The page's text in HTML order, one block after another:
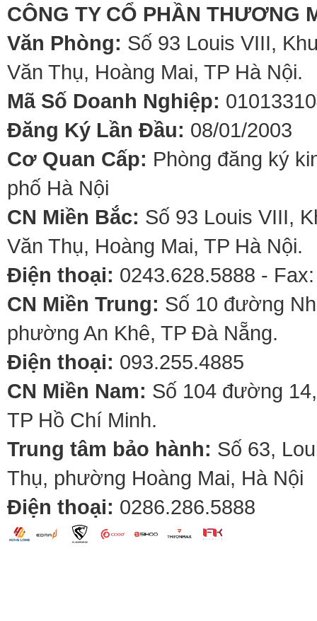
CÔNG TY CỔ PHẦN THƯƠNG
Văn Phòng: Số 93 Louis VIII,
Văn Thụ, Hoàng Mai, TP Hà Nội.
Mã Số Doanh Nghiệp:
Đăng Ký Lần Đầu: 08/01/2003
Cơ Quan Cấp: Phòng đăng ký
phố Hà Nội
CN Miền Bắc: Số 93 Louis VIII,
Văn Thụ, Hoàng Mai, TP Hà Nội.
Điện thoại: 0243.628.5888 -
CN Miền Trung: Số 10 đường
phường An Khê, TP Đà Nẵng.
Điện thoại: 093.255.4885
CN Miền Nam: Số 104 đường
TP Hồ Chí Minh.
Trung tâm bảo hành: Số 63,
Thụ, phường Hoàng Mai, Hà Nội
Điện thoại: 0286.286.5888